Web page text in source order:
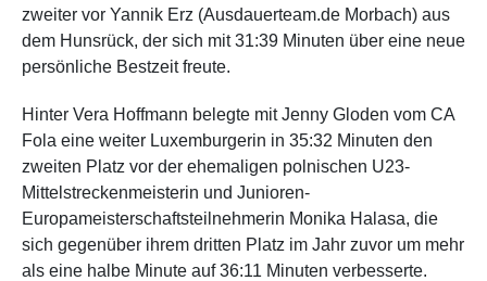
zweiter vor Yannik Erz (Ausdauerteam.de Morbach) aus
dem Hunsrück, der sich mit 31:39 Minuten über eine neue
persönliche Bestzeit freute.
Hinter Vera Hoffmann belegte mit Jenny Gloden vom CA
Fola eine weiter Luxemburgerin in 35:32 Minuten den
zweiten Platz vor der ehemaligen polnischen U23-
Mittelstreckenmeisterin und Junioren-
Europameisterschaftsteilnehmerin Monika Halasa, die
sich gegenüber ihrem dritten Platz im Jahr zuvor um mehr
als eine halbe Minute auf 36:11 Minuten verbesserte.